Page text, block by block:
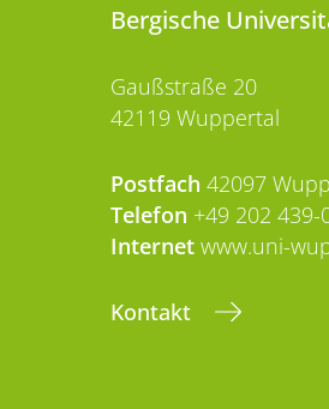
Bergische
Gaußstraße 20
42119 Wuppertal
Postfach 42097
Telefon +49 202 439-
Internet www.uni-
Kontakt